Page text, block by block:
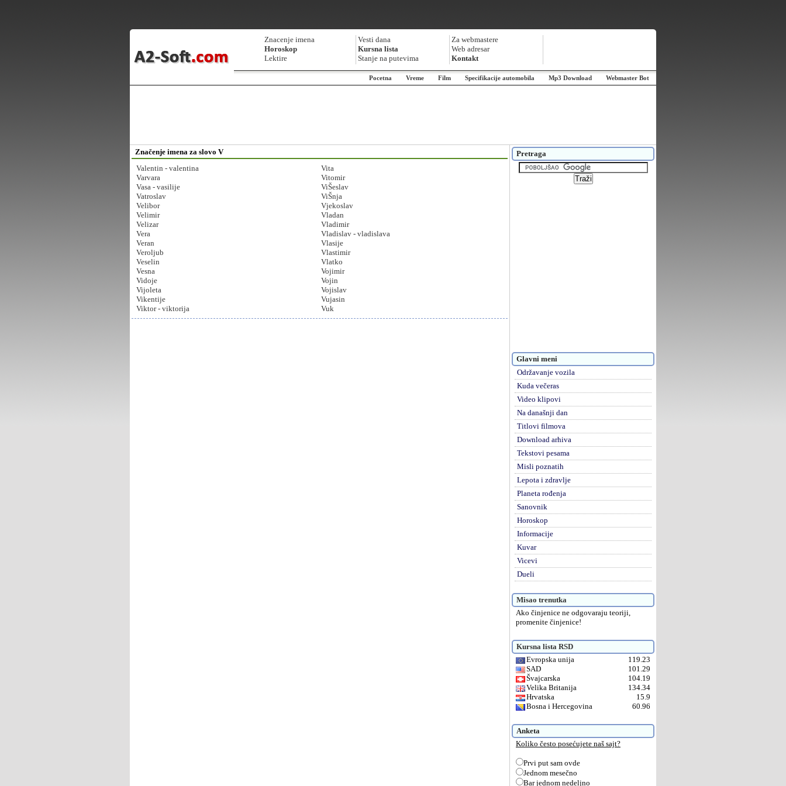
Znacenje imena
Horoskop
Lektire
Vesti dana
Kursna lista
Stanje na putevima
Za webmastere
Web adresar
Kontakt
Pocetna Vreme Film Specifikacije automobila Mp3 Download Webmaster Bot
Značenje imena za slovo V
Valentin - valentina
Varvara
Vasa - vasilije
Vatroslav
Velibor
Velimir
Velizar
Vera
Veran
Veroljub
Veselin
Vesna
Vidoje
Vijoleta
Vikentije
Viktor - viktorija
Vita
Vitomir
ViŠeslav
ViŠnja
Vjekoslav
Vladan
Vladimir
Vladislav - vladislava
Vlasije
Vlastimir
Vlatko
Vojimir
Vojin
Vojislav
Vujasin
Vuk
Pretraga
Glavni meni
Održavanje vozila
Kuda večeras
Video klipovi
Na današnji dan
Titlovi filmova
Download arhiva
Tekstovi pesama
Misli poznatih
Lepota i zdravlje
Planeta rođenja
Sanovnik
Horoskop
Informacije
Kuvar
Vicevi
Dueli
Misao trenutka
Ako činjenice ne odgovaraju teoriji,
promenite činjenice!
Kursna lista RSD
Evropska unija
119.23
SAD
101.29
Švajcarska
104.19
Velika Britanija
134.34
Hrvatska
15.9
Bosna i Hercegovina
60.96
Anketa
Koliko često posećujete naš sajt?
Prvi put sam ovde
Jednom mesečno
Bar jednom nedeljno